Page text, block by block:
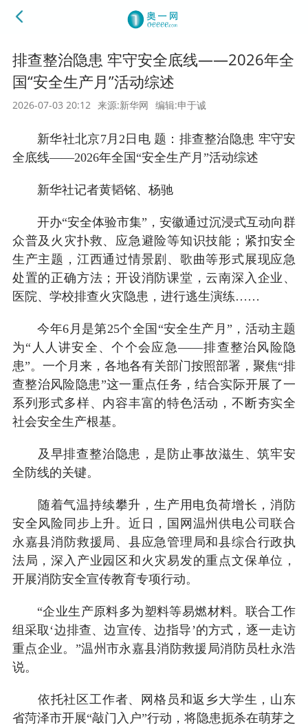
排查整治隐患 牢守安全底线——2026年全
国“安全生产月”活动综述
2026-07-03 20:12 来源:新华网 编辑:申于诚
新华社北京7月2日电 题：排查整治隐患 牢守安
全底线——2026年全国“安全生产月”活动综述
新华社记者黄韬铭、杨驰
开办“安全体验市集”，安徽通过沉浸式互动向群
众普及火灾扑救、应急避险等知识技能；紧扣安全
生产主题，江西通过情景剧、歌曲等形式展现应急
处置的正确方法；开设消防课堂，云南深入企业、
医院、学校排查火灾隐患，进行逃生演练……
今年6月是第25个全国“安全生产月”，活动主题
为“人人讲安全、个个会应急——排查整治风险隐
患”。一个月来，各地各有关部门按照部署，聚焦“排
查整治风险隐患”这一重点任务，结合实际开展了一
系列形式多样、内容丰富的特色活动，不断夯实全
社会安全生产根基。
及早排查整治隐患，是防止事故滋生、筑牢安
全防线的关键。
随着气温持续攀升，生产用电负荷增长，消防
安全风险同步上升。近日，国网温州供电公司联合
永嘉县消防救援局、县应急管理局和县综合行政执
法局，深入产业园区和火灾易发的重点文保单位，
开展消防安全宣传教育专项行动。
“企业生产原料多为塑料等易燃材料。联合工作
组采取‘边排查、边宣传、边指导’的方式，逐一走访
重点企业。”温州市永嘉县消防救援局消防员杜永浩
说。
依托社区工作者、网格员和返乡大学生，山东
省菏泽市开展“敲门入户”行动，将隐患扼杀在萌芽之